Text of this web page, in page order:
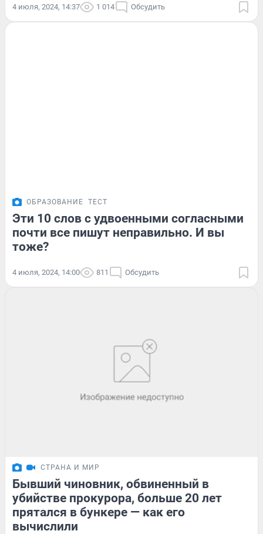
4 июля, 2024, 14:37 1 014 Обсудить
ОБРАЗОВАНИЕ ТЕСТ
Эти 10 слов с удвоенными согласными
почти все пишут неправильно. И вы
тоже?
4 июля, 2024, 14:00 811 Обсудить
СТРАНА И МИР
Бывший чиновник, обвиненный в
убийстве прокурора, больше 20 лет
прятался в бункере — как его
вычислили